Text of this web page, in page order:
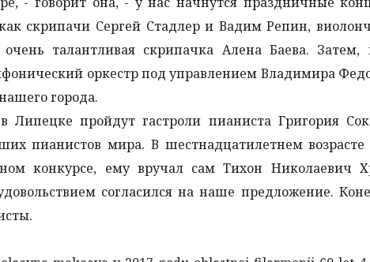
скрипачи Сергей Стадлер и Вадим Репин,
талантливая скрипачка Алена Баева.
оркестр под управлением Владимира
города.
Липецке пройдут гастроли пианиста Григория
пианистов мира. В шестнадцатилетнем
конкурсе, ему вручал сам Тихон Николаевич
согласился на наше предложение.